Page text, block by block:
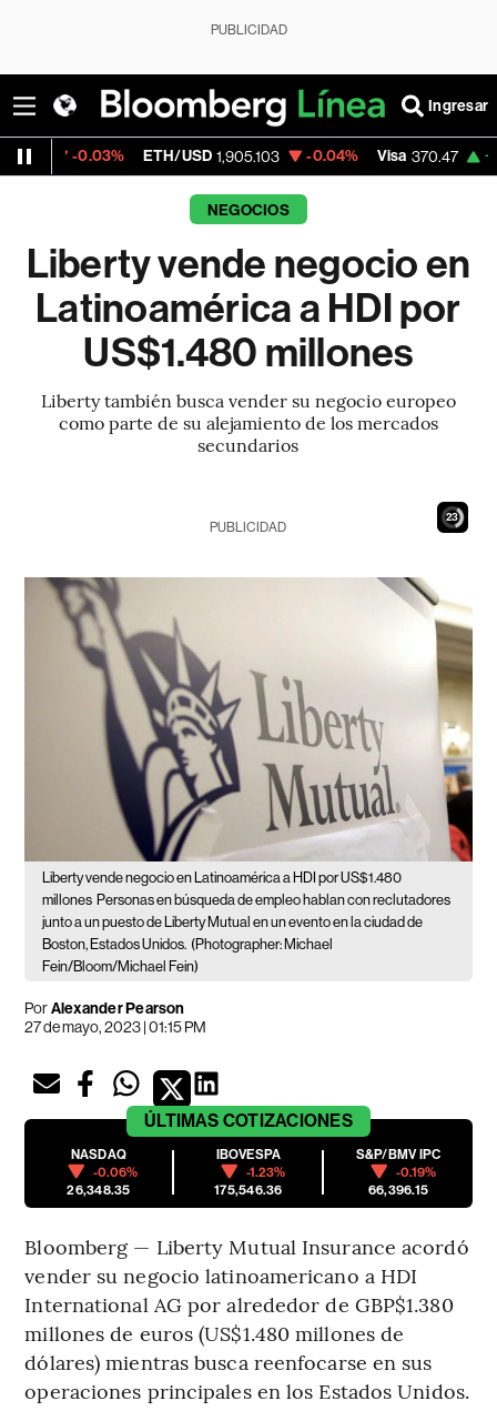
PUBLICIDAD
Ingresar
ETH/USD 1,905.103 -0.04% Visa 370.47 +0.52%
NEGOCIOS
Liberty vende negocio en
Latinoamérica a HDI por
US$1.480 millones
Liberty también busca vender su negocio europeo
como parte de su alejamiento de los mercados
secundarios
22
PUBLICIDAD
Liberty vende negocio en Latinoamérica a HDI por US$1.480
millones Personas en búsqueda de empleo hablan con reclutadores
junto a un puesto de Liberty Mutual en un evento en la ciudad de
Boston, Estados Unidos. (Photographer: Michael
Fein/Bloom/Michael Fein)
PorAlexander Pearson
27 de mayo, 2023 | 01:15 PM
ÚLTIMAS COTIZACIONES
NASDAQ
-0.06%
26,348.35
IBOVESPA
-1.23%
175,546.36
S&P/BMV IPC
-0.19%
66,396.15
Bloomberg — Liberty Mutual Insurance acordó
vender su negocio latinoamericano a HDI
International AG por alrededor de GBP$1.380
millones de euros (US$1.480 millones de
dólares) mientras busca reenfocarse en sus
operaciones principales en los Estados Unidos.